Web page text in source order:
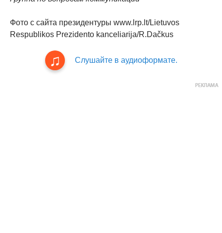
Фото с сайта президентуры www.lrp.lt/Lietuvos
Respublikos Prezidento kanceliarija/R.Dačkus
Слушайте в аудиоформате.